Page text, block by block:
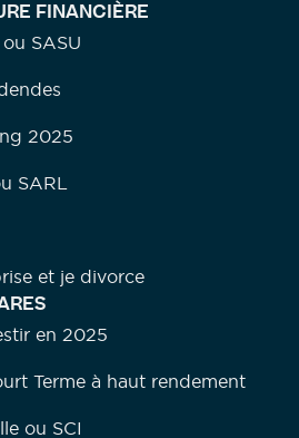
FINANCIÈRE
SASU
2025
SARL
et je divorce
en 2025
Terme à haut rendement
ou SCI